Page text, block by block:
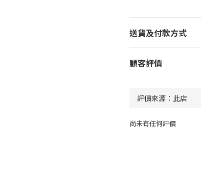
送貨及付款方式
顧客評價
尚未有任何評價